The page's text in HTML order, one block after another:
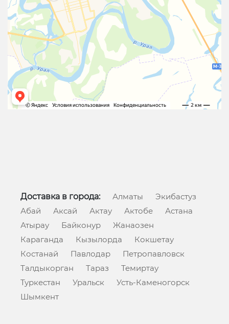
Доставка в города: Алматы
Экибастуз
Абай
Аксай Актау Актобе
Астана
Атырау
Байконур
Жанаозен
Караганда
Кызылорда
Кокшетау
Костанай
Павлодар
Петропавловск
Талдыкорган
Тараз
Темиртау
Туркестан
Уральск
Усть-Каменогорск
Шымкент